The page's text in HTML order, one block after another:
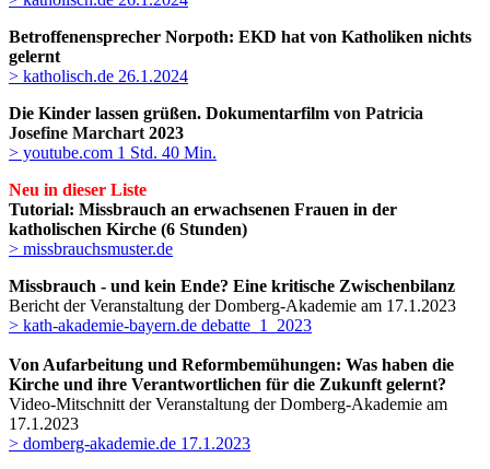
Betroffenensprecher Norpoth: EKD hat von Katholiken nichts
gelernt
> katholisch.de 26.1.2024
Die Kinder lassen grüßen. Dokumentarfilm von Patricia
Josefine Marchart 2023
> youtube.com 1 Std. 40 Min.
Neu in dieser Liste
Tutorial: Missbrauch an erwachsenen Frauen in der
katholischen Kirche (6 Stunden)
> missbrauchsmuster.de
Missbrauch - und kein Ende? Eine kritische Zwischenbilanz
Bericht der Veranstaltung der Domberg-Akademie am 17.1.2023
> kath-akademie-bayern.de debatte_1_2023
Von Aufarbeitung und Reformbemühungen: Was haben die
Kirche und ihre Verantwortlichen für die Zukunft gelernt?
Video-Mitschnitt der Veranstaltung der Domberg-Akademie am
17.1.2023
> domberg-akademie.de 17.1.2023